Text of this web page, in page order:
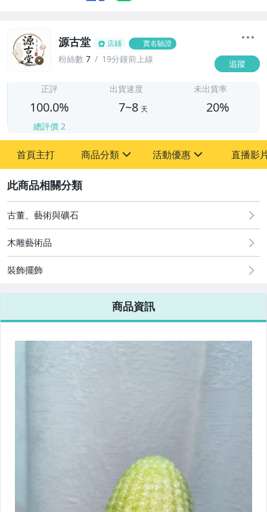
源古堂 店鋪 實名驗證
粉絲數 7 19分鐘前上線 追蹤
正評
100.0%
總評價 2
出貨速度
7~8 天
未出貨率
20%
首頁主打 商品分類
其它
活動優惠
[全店] 周年慶
[全店] 粉絲專享
直播影
古董、藝術與礦石
木雕藝術品
裝飾擺飾
商品資訊